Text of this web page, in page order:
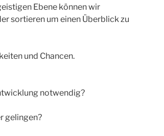
Ebene können wir
sortieren um einen Überblick zu
und Chancen.
notwendig?
gelingen?